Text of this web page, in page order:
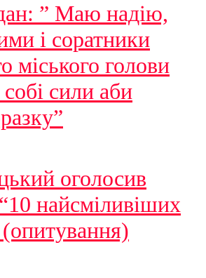
” Маю надію,
і соратники
міського голови
сили аби
оголосив
найсміливіших
(опитування)